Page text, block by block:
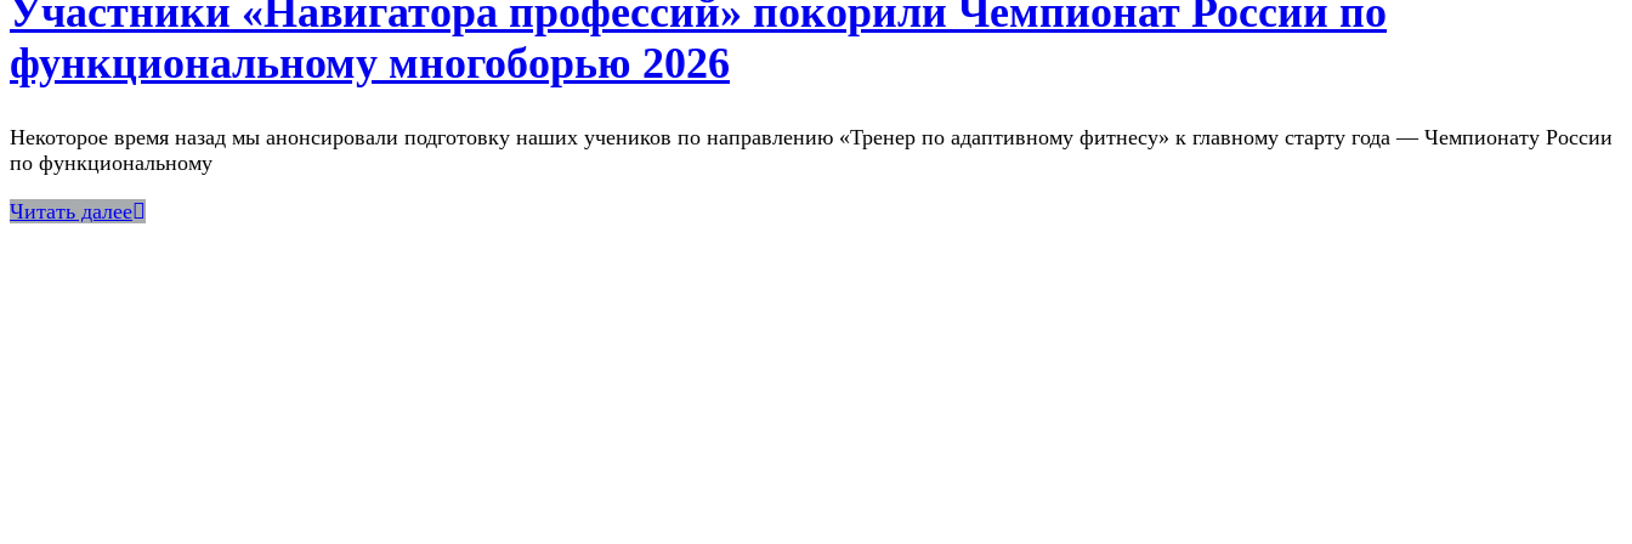
Участники «Навигатора профессий» покорили Чемпионат России по
функциональному многоборью 2026
Некоторое время назад мы анонсировали подготовку наших учеников по направлению «Тренер по адаптивному фитнесу» к главному старту года — Чемпионату России
по функциональному
Читать далее